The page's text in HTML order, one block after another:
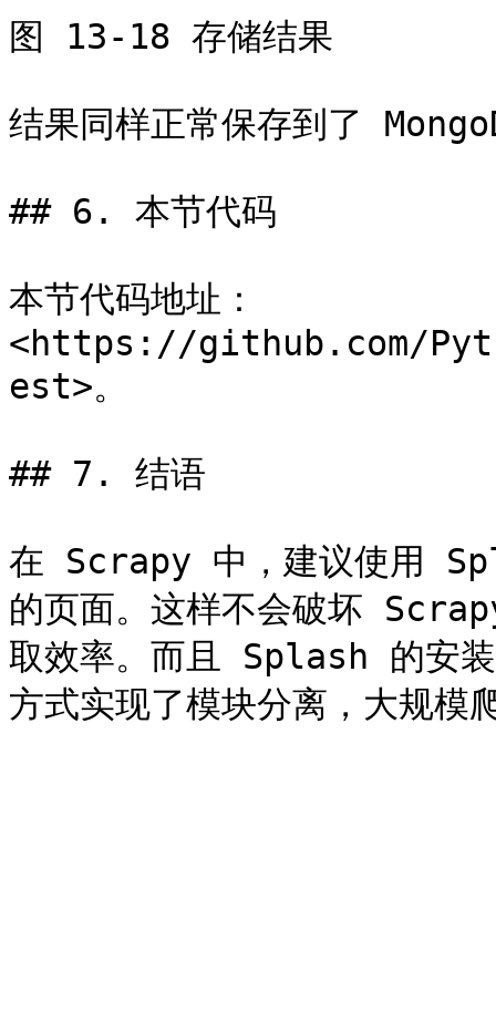
图 13-18 存储结果
结果同样正常保存到了
## 6. 本节代码
本节代码地址：
<https://github.com/
est>。
## 7. 结语
在 Scrapy 中，建议使用
的页面。这样不会破坏
取效率。而且 Splash 的安